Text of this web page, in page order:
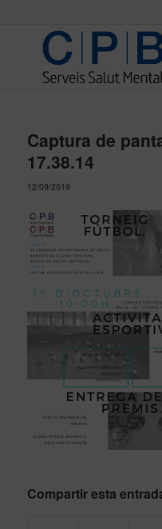
Captura de
17.38.14
12/09/2019
Compartir esta